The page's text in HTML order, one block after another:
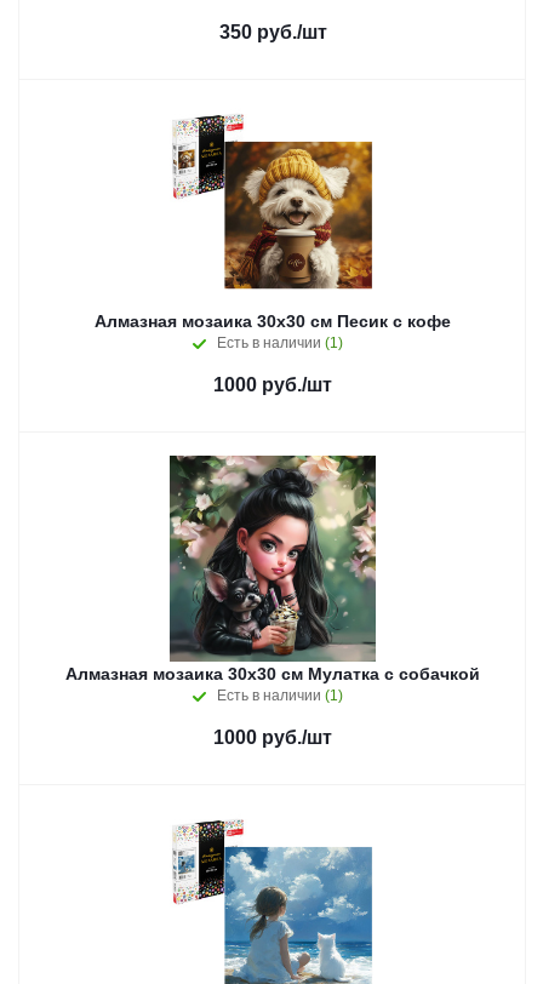
350руб./шт
Алмазная мозаика 30x30 см Песик с кофе
Есть в наличии (1)
1000 руб./шт
Алмазная мозаика 30x30 см Мулатка с собачкой
Есть в наличии (1)
1000 руб./шт